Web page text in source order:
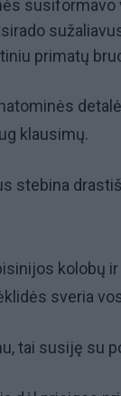
susiformavo
primatų
klausimų.
stebina
kolobų
sveria
tai susiję su